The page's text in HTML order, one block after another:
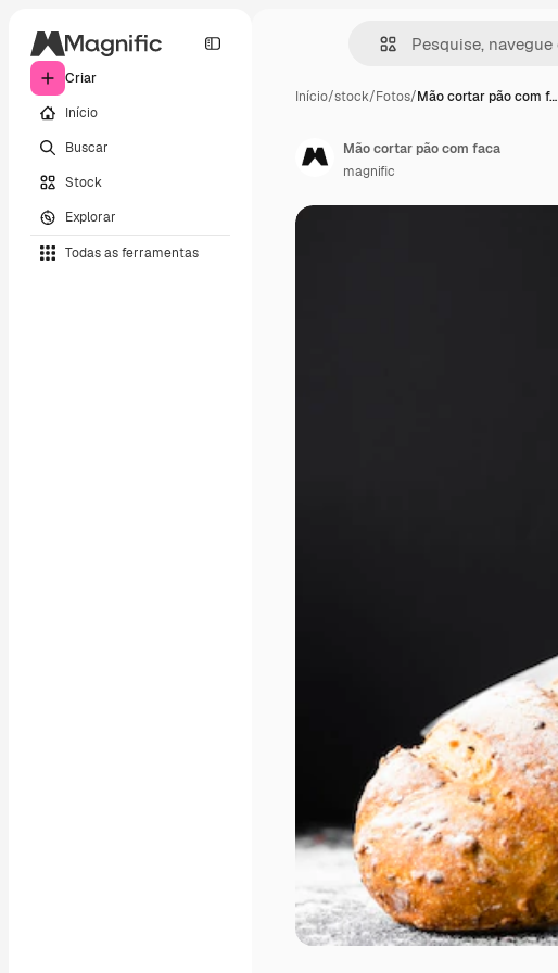
Criar
Início
Buscar
Stock
Explorar
Todas as ferramentas
Início/stock/Fotos/Mão cortar pão com f…
Mão cortar pão com faca
magnific